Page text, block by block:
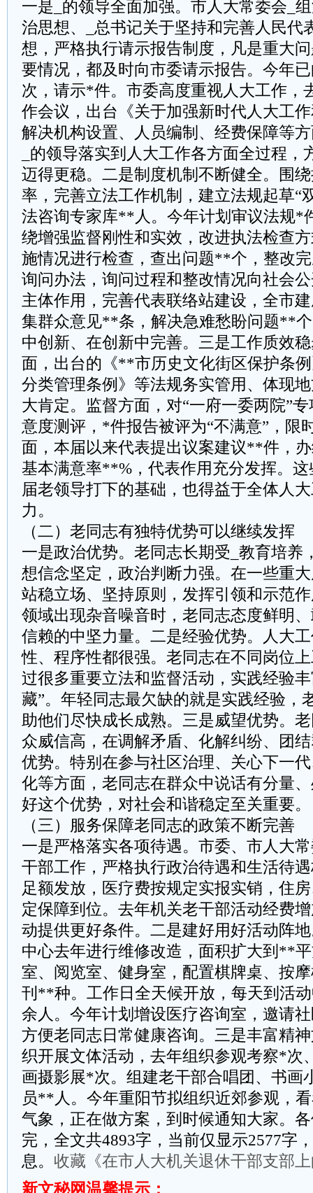
一是_的领导全面加强。市人大常委会_
治思想、_总书记关于坚持和完善人民代
想，严格执行请示报告制度，凡是重大
要情况，都及时向市委请示报告。今年
次，请示*件。市委高度重视人大工作，
作会议，出台《关于加强新时代人大工
解决机构设置、人员编制、经费保障等
_的领导落实到人大工作各方面全过程，
迈得更稳。二是制度机制不断健全。围
率，完善立法工作机制，建立法规起草“
法咨询专家库**人。今年计划审议法规*
绕增强监督刚性和实效，改进执法检查
施情况进行检查，查出问题**个，整改
询问办法，询问过程和整改情况向社会
主体作用，完善代表联络站建设，全市
集群众意见**条，解决急难愁盼问题**
中创新、在创新中完善。三是工作质效
面，出台的《**市历史文化街区保护条
分类管理条例》等法规务实管用、体现
大肯定。监督方面，对“一府一委两院”
意度测评，*件报告被评为“不满意”，限
面，本届以来代表提出议案建议**件，
基本满意率**%，代表作用充分发挥。
届老领导打下的基础，也得益于全体人
力。
（二）老同志有独特优势可以继续发挥
一是政治优势。老同志长期受_教育培养
想信念坚定，政治判断力强。在一些重
站稳立场、坚持原则，发挥引领和示范
领域出现杂音噪音时，老同志态度鲜明
信赖的中坚力量。二是经验优势。人大
性、程序性都很强。老同志在不同岗位
过很多重要立法和监督活动，实践经验
藏”。年轻同志最欠缺的就是实践经验，
助他们尽快成长成熟。三是威望优势。
众威信高，在调解矛盾、化解纠纷、团
优势。特别在参与社区治理、关心下一
化等方面，老同志在群众中说话有分量
好这个优势，对社会和谐稳定至关重要。
（三）服务保障老同志的政策不断完善
一是严格落实各项待遇。市委、市人大
干部工作，严格执行政治待遇和生活待
足额发放，医疗费按规定实报实销，住
定保障到位。去年机关老干部活动经费
动提供更好条件。二是建好用好活动阵
中心去年进行维修改造，面积扩大到**
室、阅览室、健身室，配置棋牌桌、按
刊**种。工作日全天候开放，每天到活
余人。今年计划增设医疗咨询室，邀请
方便老同志日常健康咨询。三是丰富精
织开展文体活动，去年组织参观考察*次
画摄影展*次。组建老干部合唱团、书画
员**人。今年重阳节拟组织近郊参观，
气象，正在做方案，到时候通知大家。
完，全文共4893字，当前仅显示2577字
息。 收藏《在市人大机关退休干部支部
新文秘网温馨提示：